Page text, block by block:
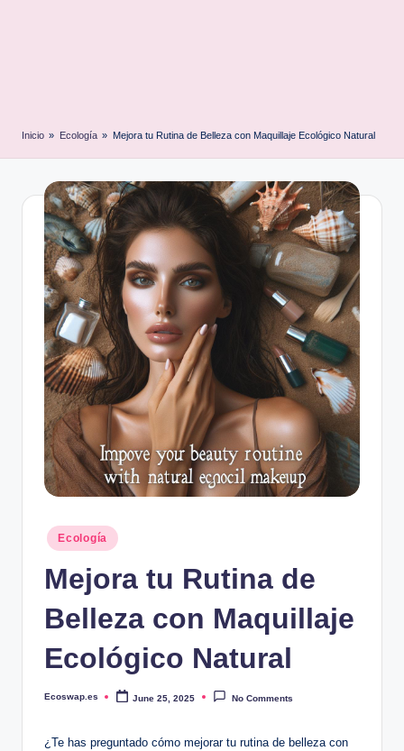
Inicio » Ecología » Mejora tu Rutina de Belleza con Maquillaje Ecológico Natural
Posted
in
Ecología
Mejora tu Rutina de
Belleza con Maquillaje
Ecológico Natural
Posted
Ecoswap.es June 25, 2025 No Comments
¿Te has preguntado cómo mejorar tu rutina de belleza con